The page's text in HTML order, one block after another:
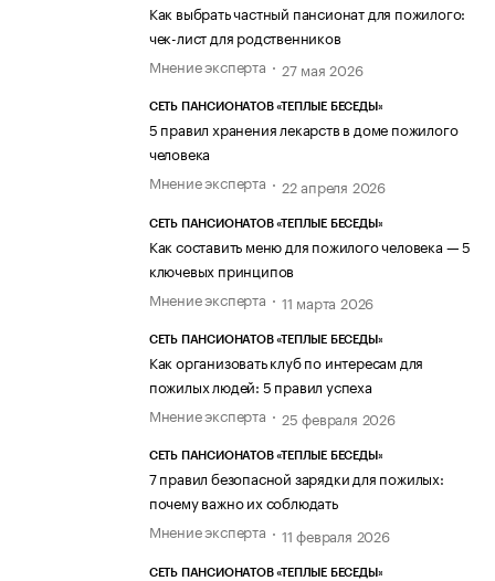
Как выбрать частный пансионат для пожилого:
чек-лист для родственников
Мнение эксперта
27 мая 2026
СЕТЬ ПАНСИОНАТОВ «ТЕПЛЫЕ БЕСЕДЫ»
5 правил хранения лекарств в доме пожилого
человека
Мнение эксперта
22 апреля 2026
СЕТЬ ПАНСИОНАТОВ «ТЕПЛЫЕ БЕСЕДЫ»
Как составить меню для пожилого человека — 5
ключевых принципов
Мнение эксперта
11 марта 2026
СЕТЬ ПАНСИОНАТОВ «ТЕПЛЫЕ БЕСЕДЫ»
Как организовать клуб по интересам для
пожилых людей: 5 правил успеха
Мнение эксперта
25 февраля 2026
СЕТЬ ПАНСИОНАТОВ «ТЕПЛЫЕ БЕСЕДЫ»
7 правил безопасной зарядки для пожилых:
почему важно их соблюдать
Мнение эксперта
11 февраля 2026
СЕТЬ ПАНСИОНАТОВ «ТЕПЛЫЕ БЕСЕДЫ»